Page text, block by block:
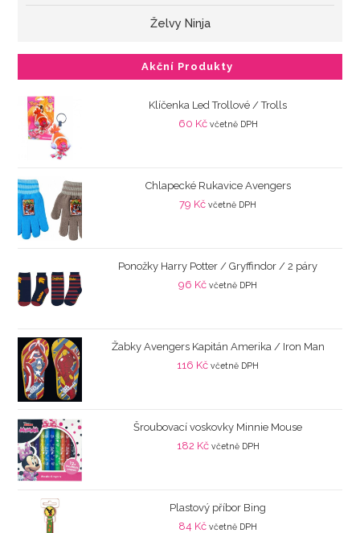
Želvy Ninja
Akční Produkty
Klíčenka Led Trollové / Trolls
60 Kč včetně DPH
Chlapecké Rukavice Avengers
79 Kč včetně DPH
Ponožky Harry Potter / Gryffindor / 2 páry
96 Kč včetně DPH
Žabky Avengers Kapitán Amerika / Iron Man
116 Kč včetně DPH
Šroubovací voskovky Minnie Mouse
182 Kč včetně DPH
Plastový příbor Bing
84 Kč včetně DPH